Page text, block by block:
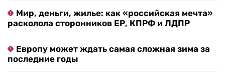
Мир, деньги, жилье: как «российская мечта»
расколола сторонников ЕР, КПРФ и ЛДПР
Европу может ждать самая сложная зима за
последние годы